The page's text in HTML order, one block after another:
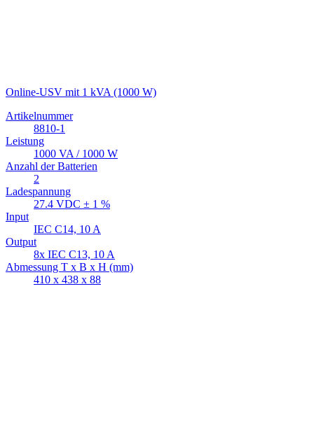
Online-USV mit 1 kVA (1000 W)
Artikelnummer
8810-1
Leistung
1000 VA / 1000 W
Anzahl der Batterien
2
Ladespannung
27.4 VDC ± 1 %
Input
IEC C14, 10 A
Output
8x IEC C13, 10 A
Abmessung T x B x H (mm)
410 x 438 x 88